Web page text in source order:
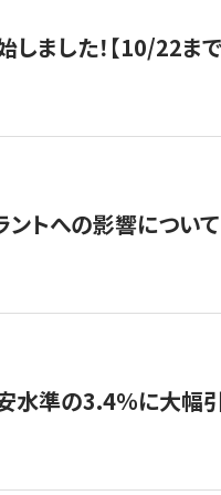
ました！【10/22まで
ントへの影響について
水準の3.4％に大幅